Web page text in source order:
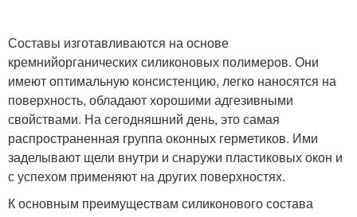
Составы изготавливаются на основе
кремнийорганических силиконовых полимеров. Они
имеют оптимальную консистенцию, легко наносятся на
поверхность, обладают хорошими адгезивными
свойствами. На сегодняшний день, это самая
распространенная группа оконных герметиков. Ими
заделывают щели внутри и снаружи пластиковых окон и
с успехом применяют на других поверхностях.
К основным преимуществам силиконового состава